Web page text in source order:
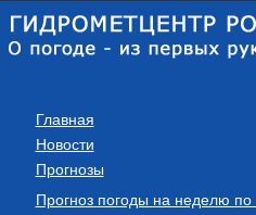
Главная
Новости
Прогнозы
Прогноз погоды на неделю